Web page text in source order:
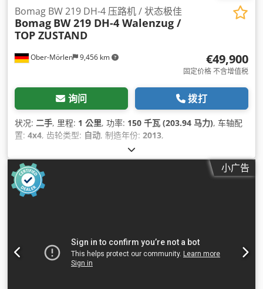
Ober-Mörlen 9,456 km
Bomag BW 219 DH-4 压路机 / 状态极佳
Bomag BW 219 DH-4 Walenzug /
TOP ZUSTAND
€49,900
固定价格 不含增值税
询问 拨打
状况: 二手, 里程: 1 公里, 功率: 150 千瓦 (203.94 马力), 车轴配
置: 4x4, 齿轮类型: 自动, 制造年份: 2013,
小广告